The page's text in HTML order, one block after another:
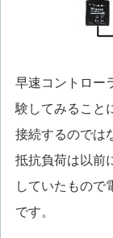
早速コントロー
験してみること
接続するのでは
抵抗負荷は以前
していたもので
です。